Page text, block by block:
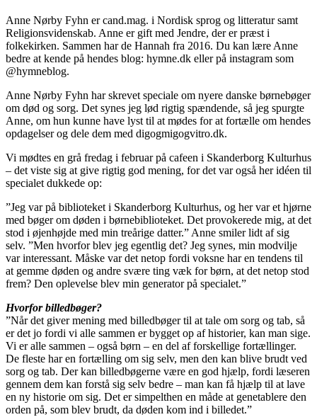
Anne Nørby Fyhn er cand.mag. i Nordisk sprog og litteratur samt
Religionsvidenskab. Anne er gift med Jendre, der er præst i
folkekirken. Sammen har de Hannah fra 2016. Du kan lære Anne
bedre at kende på hendes blog: hymne.dk eller på instagram som
@hymneblog.
Anne Nørby Fyhn har skrevet speciale om nyere danske børnebøger
om død og sorg. Det synes jeg lød rigtig spændende, så jeg spurgte
Anne, om hun kunne have lyst til at mødes for at fortælle om hendes
opdagelser og dele dem med digogmigogvitro.dk.
Vi mødtes en grå fredag i februar på cafeen i Skanderborg Kulturhus
– det viste sig at give rigtig god mening, for det var også her idéen til
specialet dukkede op:
”Jeg var på biblioteket i Skanderborg Kulturhus, og her var et hjørne
med bøger om døden i børnebiblioteket. Det provokerede mig, at det
stod i øjenhøjde med min treårige datter.” Anne smiler lidt af sig
selv. ”Men hvorfor blev jeg egentlig det? Jeg synes, min modvilje
var interessant. Måske var det netop fordi voksne har en tendens til
at gemme døden og andre svære ting væk for børn, at det netop stod
frem? Den oplevelse blev min generator på specialet.”
Hvorfor billedbøger?
”Når det giver mening med billedbøger til at tale om sorg og tab, så
er det jo fordi vi alle sammen er bygget op af historier, kan man sige.
Vi er alle sammen – også børn – en del af forskellige fortællinger.
De fleste har en fortælling om sig selv, men den kan blive brudt ved
sorg og tab. Der kan billedbøgerne være en god hjælp, fordi læseren
gennem dem kan forstå sig selv bedre – man kan få hjælp til at lave
en ny historie om sig. Det er simpelthen en måde at genetablere den
orden på, som blev brudt, da døden kom ind i billedet.”